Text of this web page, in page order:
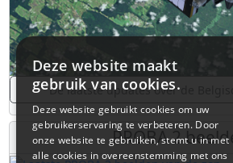
De laatste updates over de
PROBA 2
Deze website maakt
gebruik van cookies.
Deze website gebruikt cookies om uw
gebruikerservaring te verbeteren. Door
onze website te gebruiken, stemt u in met
alle cookies in overeenstemming met ons